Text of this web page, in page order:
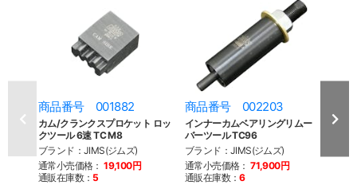
商品番号 001882
カム/クランクスプロケット ロッ
クツール 6速 TC M8
ブランド：JIMS(ジムズ)
通常小売価格： 19,100円
通販在庫数：5
商品番号 002203
インナーカムベアリングリムー
バーツール TC96
ブランド：JIMS(ジムズ)
通常小売価格： 71,900円
通販在庫数：6
カム